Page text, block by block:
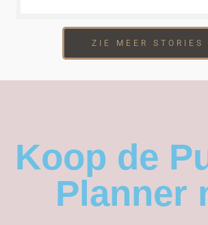
ZIE MEER STORIES
Koop de
Planner